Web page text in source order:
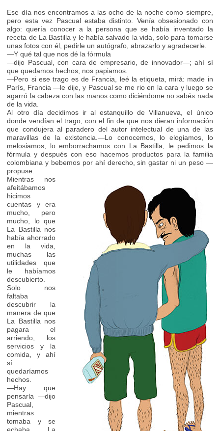
Ese día nos encontramos a las ocho de la noche como siempre,
pero esta vez Pascual estaba distinto. Venía obsesionado con
algo: quería conocer a la persona que se había inventado la
receta de La Bastilla y le había salvado la vida, solo para tomarse
unas fotos con él, pedirle un autógrafo, abrazarlo y agradecerle.
—Y qué tal que nos dé la fórmula
—dijo Pascual, con cara de empresario, de innovador—; ahí sí
que quedamos hechos, nos papiamos.
—Pero si ese trago es de Francia, leé la etiqueta, mirá: made in
París, Francia —le dije, y Pascual se me rio en la cara y luego se
agarró la cabeza con las manos como diciéndome no sabés nada
de la vida.
Al otro día decidimos ir al estanquillo de Villanueva, el único
donde vendían el trago, con el fin de que nos dieran información
que condujera al paradero del autor intelectual de una de las
maravillas de la existencia.—Lo conocemos, lo elogiamos, lo
melosiamos, lo emborrachamos con La Bastilla, le pedimos la
fórmula y después con eso hacemos productos para la familia
colombiana y bebemos por ahí derecho, sin gastar ni un peso —
propuse.
Mientras nos
afeitábamos
hicimos
cuentas y era
mucho, pero
mucho, lo que
La Bastilla nos
había ahorrado
en la vida,
muchas las
utilidades que
le habíamos
descubierto.
Solo nos
faltaba
descubrir la
manera de que
La Bastilla nos
pagara el
arriendo, los
servicios y la
comida, y ahí
sí
quedaríamos
hechos.
—Hay que
pensarla —dijo
Pascual,
mientras
tomaba y se